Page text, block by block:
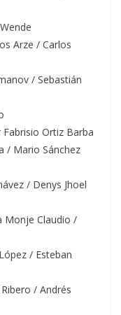
Arze / Carlos
/ Sebastián
Ortiz Barba
/ Mario Sánchez
/ Denys Jhoel
Monje Claudio /
/ Esteban
/ Andrés